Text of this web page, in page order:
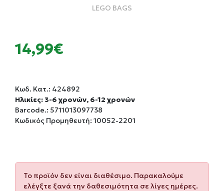
LEGO BAGS
14,99€
Κωδ. Κατ.: 424892
Ηλικίες: 3-6 χρονών, 6-12 χρονών
Barcode.: 5711013097738
Κωδικός Προμηθευτή: 10052-2201
Το προϊόν δεν είναι διαθέσιμο. Παρακαλούμε
ελέγξτε ξανά την δαθεσιμότητα σε λίγες ημέρες.